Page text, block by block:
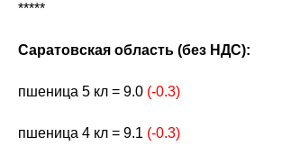
*****
Саратовская область (без НДС):
пшеница 5 кл = 9.0 (-0.3)
пшеница 4 кл = 9.1 (-0.3)